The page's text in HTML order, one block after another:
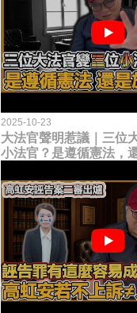
2025-10-23
大法官聲明惹議｜三位
小法官？是遵循憲法，